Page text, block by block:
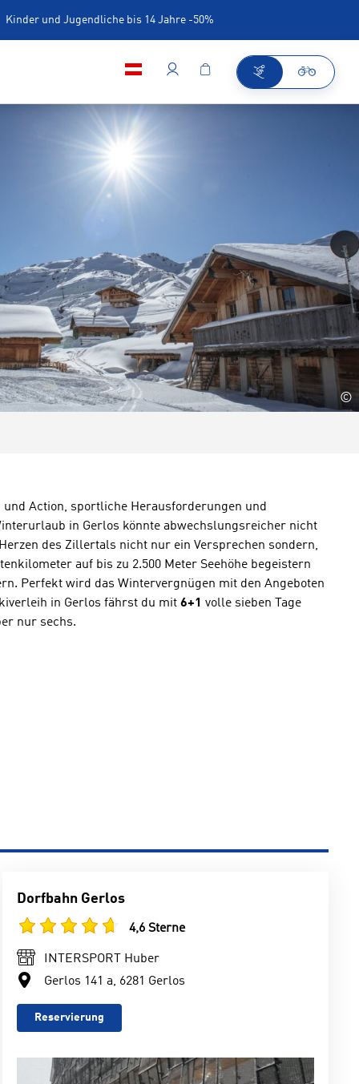
Kinder und Jugendliche bis 14 Jahre -50%
©
Action, sportliche Herausforderungen und
in Gerlos könnte abwechslungsreicher nicht
des Zillertals nicht nur ein Versprechen sondern,
auf bis zu 2.500 Meter Seehöhe begeistern
Perfekt wird das Wintervergnügen mit den Angeboten
in Gerlos fährst du mit 6+1 volle sieben Tage
nur sechs.
Dorfbahn Gerlos
4,6 Sterne
INTERSPORT Huber
Gerlos 141 a, 6281 Gerlos
Reservierung